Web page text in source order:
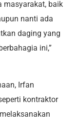
masyarakat, baik
nanti ada
daging yang
ini,”
Irfan
kontraktor